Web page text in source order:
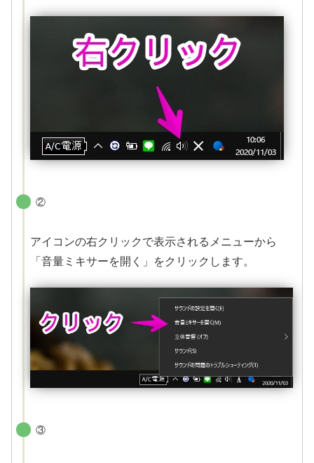
②
アイコンの右クリックで表示されるメニューから
「音量ミキサーを開く」をクリックします。
③